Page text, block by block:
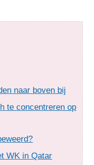
naar boven bij
te concentreren op
WK in Qatar